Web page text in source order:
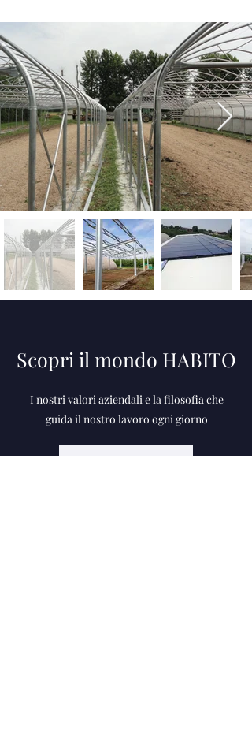
Scopri il mondo HABITO
I nostri valori aziendali e la filosofia che
guida il nostro lavoro ogni giorno